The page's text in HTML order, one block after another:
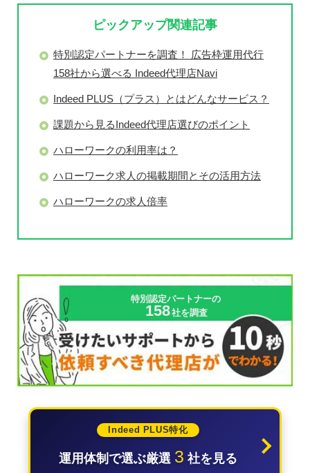
ピックアップ関連記事
特別認定パートナーを調査！ 広告枠運用代行
158社から選べる Indeed代理店Navi
Indeed PLUS（プラス）とはどんなサービス？
課題から見るIndeed代理店選びのポイント
ハローワークの利用率は？
ハローワーク求人の掲載期間とその活用方法
ハローワークの求人倍率
特別認定パートナーの
158社を調査
Indeed PLUS特化
運用体制で選ぶ厳選 3 社を見る